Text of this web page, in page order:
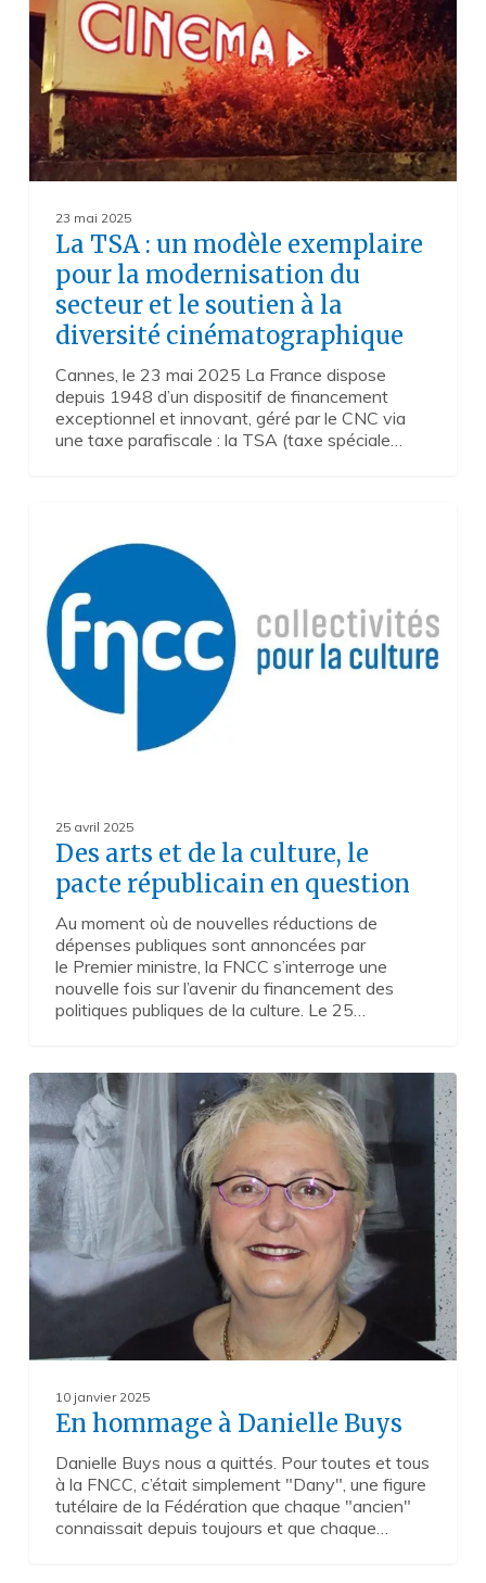
exemplaire
pour
la
modernisation
du
secteur
et
le
soutien
diversité
cinématographique
23 mai 2025
La TSA : un modèle exemplaire
pour la modernisation du
secteur et le soutien à la
diversité cinématographique
Cannes, le 23 mai 2025 La France dispose
depuis 1948 d’un dispositif de financement
exceptionnel et innovant, géré par le CNC via
une taxe parafiscale : la TSA (taxe spéciale…
culture,
pacte
républicain
25 avril 2025
Des arts et de la culture, le
pacte républicain en question
Au moment où de nouvelles réductions de
dépenses publiques sont annoncées par
le Premier ministre, la FNCC s’interroge une
nouvelle fois sur l’avenir du financement des
politiques publiques de la culture. Le 25…
En
hommage
à
Danielle
Buys
10 janvier 2025
En hommage à Danielle Buys
Danielle Buys nous a quittés. Pour toutes et tous
à la FNCC, c’était simplement "Dany", une figure
tutélaire de la Fédération que chaque "ancien"
connaissait depuis toujours et que chaque…